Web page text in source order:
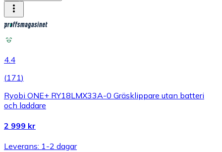
4.4
(171)
Ryobi ONE+ RY18LMX33A-0 Gräsklippare utan batteri
och laddare
2 999 kr
Leverans: 1-2 dagar